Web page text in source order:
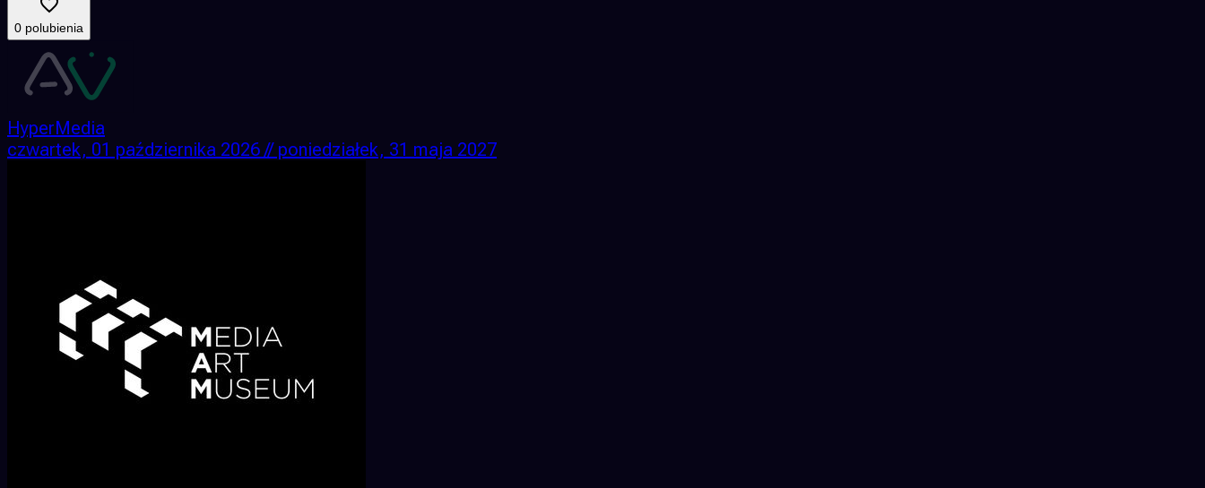
0 polubienia
HyperMedia
czwartek, 01 października 2026 // poniedziałek, 31 maja 2027